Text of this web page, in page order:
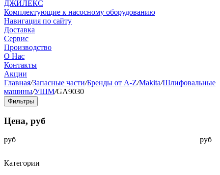
ДЖИЛЕКС
Комплектующие к насосному оборудованию
Навигация по сайту
Доставка
Сервис
Производство
О Нас
Контакты
Акции
Главная/Запасные части/Бренды от A-Z/Makita/Шлифовальные
машины/УШМ/GA9030
Фильтры
Цена, руб
руб руб
Категории